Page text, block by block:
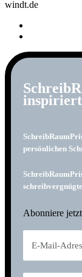
windt.de
persönlichen
Abonniere